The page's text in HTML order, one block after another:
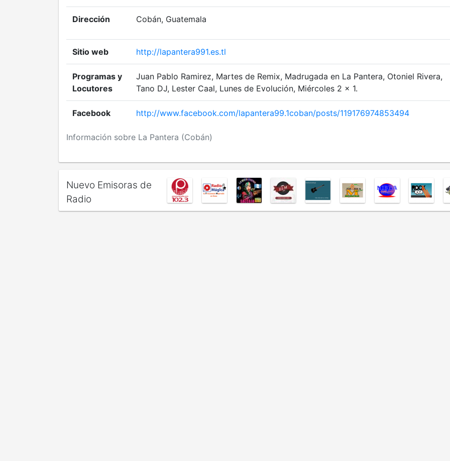
Información sobre La Pantera (Cobán)
Dirección Cobán, Guatemala
Sitio web http://lapantera991.es.tl
Programas y
Locutores
Juan Pablo Ramirez, Martes de Remix, Madrugada en La Pantera, Otoniel Rivera,
Tano DJ, Lester Caal, Lunes de Evolución, Miércoles 2 x 1.
Facebook http://www.facebook.com/lapantera99.1coban/posts/119176974853494
Nuevo Emisoras de
Radio